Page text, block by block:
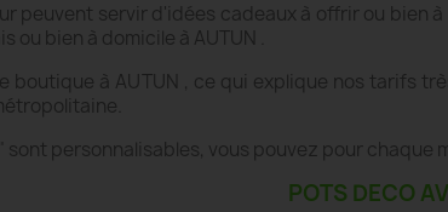
peuvent servir d'idées cadeaux à offrir ou bien
ou bien à domicile à AUTUN .
boutique à AUTUN , ce qui explique nos tarifs
personnalisables, vous pouvez pour chaque
POTS DECO